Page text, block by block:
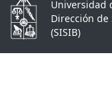
Universidad
Dirección
(SISIB)